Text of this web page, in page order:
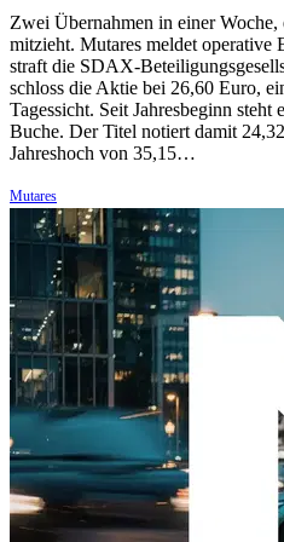
Zwei Übernahmen in einer
mitzieht. Mutares meldet
straft die SDAX-
schloss die Aktie bei 26,60 Euro,
Tagessicht. Seit Jahresbeginn
Buche. Der Titel notiert damit
Jahreshoch von 35,15…
Mutares